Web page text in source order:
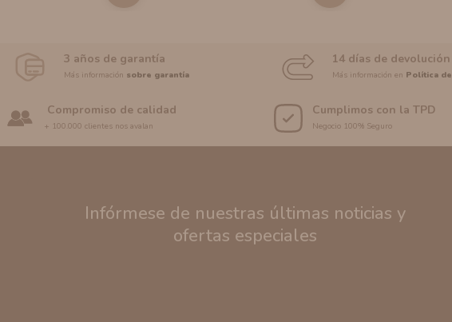
3 años de garantía
Más información sobre garantía
14 días de devolución
Más información en Política
Compromiso de calidad
+ 100.000 clientes nos avalan
Cumplimos con la TPD
Negocio 100% Seguro
Infórmese de nuestras últimas noticias y
ofertas especiales